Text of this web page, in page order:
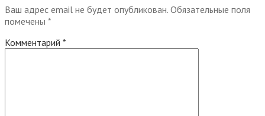
Ваш адрес email не будет опубликован. Обязательные поля
помечены *
Комментарий *